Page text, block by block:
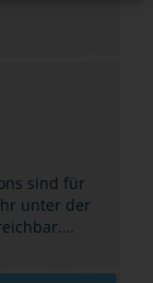
sind für
unter der